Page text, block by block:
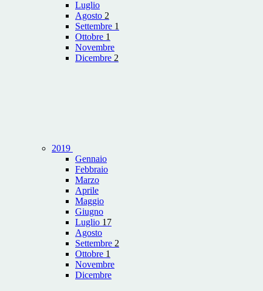
Luglio
Agosto 2
Settembre 1
Ottobre 1
Novembre
Dicembre 2
2019
Gennaio
Febbraio
Marzo
Aprile
Maggio
Giugno
Luglio 17
Agosto
Settembre 2
Ottobre 1
Novembre
Dicembre